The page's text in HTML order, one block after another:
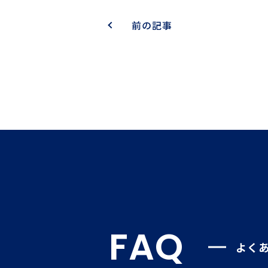
前の記事
FAQ よく